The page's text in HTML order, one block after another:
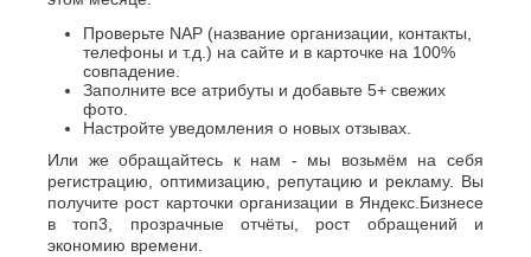
Проверьте NAP (название организации, контакты,
телефоны и т.д.) на сайте и в карточке на 100%
совпадение.
Заполните все атрибуты и добавьте 5+ свежих
фото.
Настройте уведомления о новых отзывах.
Или же обращайтесь к нам - мы возьмём на себя
регистрацию, оптимизацию, репутацию и рекламу. Вы
получите рост карточки организации в Яндекс.Бизнесе
в топ3, прозрачные отчёты, рост обращений и
экономию времени.